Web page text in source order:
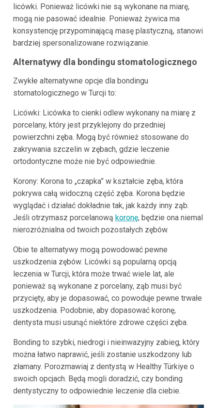
licówki. Ponieważ licówki nie są wykonane na miarę,
mogą nie pasować idealnie. Ponieważ żywica ma
konsystencję przypominającą masę plastyczną, stanowi
bardziej spersonalizowane rozwiązanie.
Alternatywy dla bondingu stomatologicznego
Zwykłe alternatywne opcje dla bondingu
stomatologicznego w Turcji to:
Licówki: Licówka to cienki odlew wykonany na miarę z
porcelany, który jest przyklejony do przedniej
powierzchni zęba. Mogą być również stosowane do
zakrywania szczelin w zębach, gdzie leczenie
ortodontyczne może nie być odpowiednie.
Korony: Korona to „czapka” w kształcie zęba, która
pokrywa całą widoczną część zęba. Korona będzie
wyglądać i działać dokładnie tak, jak każdy inny ząb.
Jeśli otrzymasz porcelanową koronę, będzie ona niemal
nierozróżnialna od twoich pozostałych zębów.
Obie te alternatywy mogą powodować pewne
uszkodzenia zębów. Licówki są popularną opcją
leczenia w Turcji, która może trwać wiele lat, ale
ponieważ są wykonane z porcelany, ząb musi być
przycięty, aby je dopasować, co powoduje pewne trwałe
uszkodzenia. Podobnie, aby dopasować koronę,
dentysta musi usunąć niektóre zdrowe części zęba.
Bonding to szybki, niedrogi i nieinwazyjny zabieg, który
można łatwo naprawić, jeśli zostanie uszkodzony lub
złamany. Porozmawiaj z dentystą w Healthy Türkiye o
swoich opcjach. Będą mogli doradzić, czy bonding
dentystyczny to odpowiednie leczenie dla ciebie.